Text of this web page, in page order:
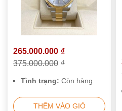
265.000.000 ₫
375.000.000 ₫
Tình trạng: Còn hàng
THÊM VÀO GIỎ